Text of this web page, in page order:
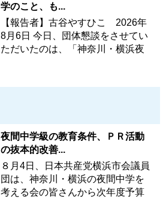
学のこと、も...
【報告者】古谷やすひこ 2026年
8月6日 今日、団体懇談をさせてい
ただいたのは、「神奈川・横浜夜
夜間中学級の教育条件、ＰＲ活動
の抜本的改善...
８月4日、日本共産党横浜市会議員
団は、神奈川・横浜の夜間中学を
考える会の皆さんから次年度予算